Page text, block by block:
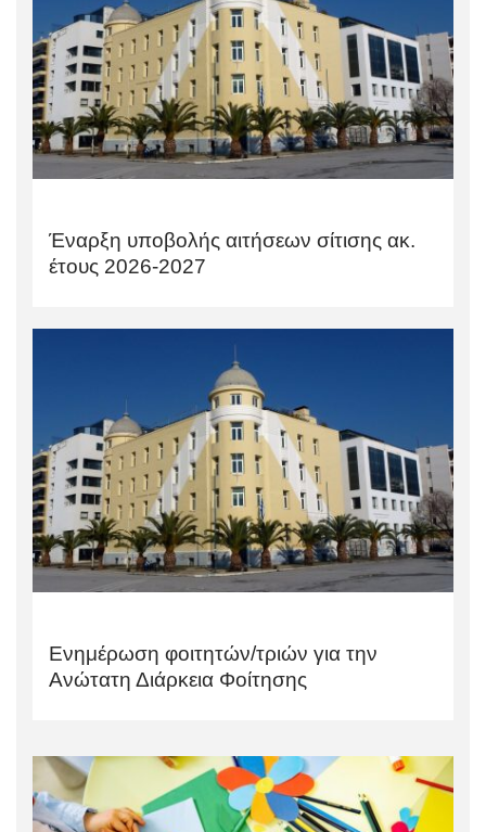
Έναρξη υποβολής αιτήσεων σίτισης ακ.
έτους 2026-2027
Ενημέρωση φοιτητών/τριών για την
Ανώτατη Διάρκεια Φοίτησης